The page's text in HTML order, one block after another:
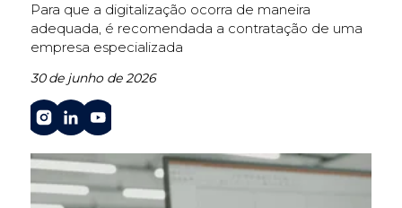
Para que a digitalização ocorra de maneira
adequada, é recomendada a contratação de uma
empresa especializada
30 de junho de 2026